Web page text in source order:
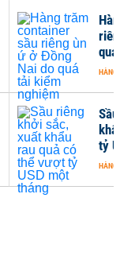
tỷ
HÀNG
HÀNG